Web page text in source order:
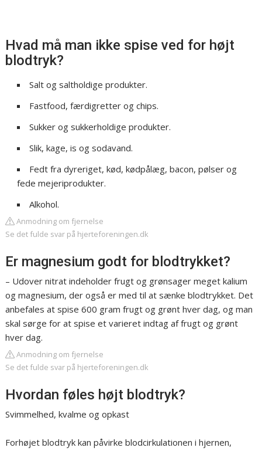
Hvad må man ikke spise ved for højt
blodtryk?
Salt og saltholdige produkter.
Fastfood, færdigretter og chips.
Sukker og sukkerholdige produkter.
Slik, kage, is og sodavand.
Fedt fra dyreriget, kød, kødpålæg, bacon, pølser og
fede mejeriprodukter.
Alkohol.
Anmodning om fjernelse
Se det fulde svar på hjerteforeningen.dk
Er magnesium godt for blodtrykket?
– Udover nitrat indeholder frugt og grønsager meget kalium
og magnesium, der også er med til at sænke blodtrykket. Det
anbefales at spise 600 gram frugt og grønt hver dag, og man
skal sørge for at spise et varieret indtag af frugt og grønt
hver dag.
Anmodning om fjernelse
Se det fulde svar på hjerteforeningen.dk
Hvordan føles højt blodtryk?
Svimmelhed, kvalme og opkast
Forhøjet blodtryk kan påvirke blodcirkulationen i hjernen,